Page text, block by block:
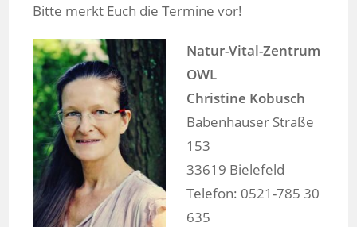
Bitte merkt Euch die Termine vor!
Natur-Vital-Zentrum
OWL
Christine Kobusch
Babenhauser Straße
153
33619 Bielefeld
Telefon: 0521-785 30
635